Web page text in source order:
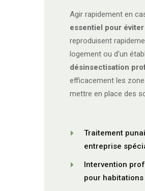
Agir rapidement en
essentiel pour
reproduisent
logement ou d’un
désinsectisation
efficacement les
mettre en place des
Traitement
entreprise
Intervention
pour